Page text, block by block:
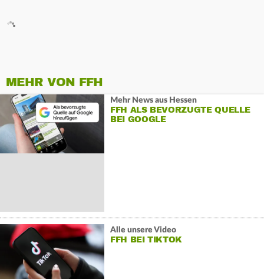
MEHR VON FFH
Mehr News aus Hessen
FFH ALS BEVORZUGTE QUELLE
BEI GOOGLE
Alle unsere Video
FFH BEI TIKTOK